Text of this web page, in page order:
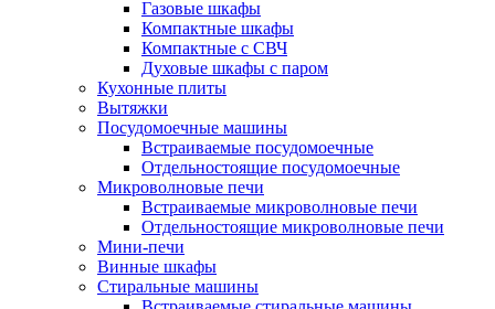
Газовые шкафы
Компактные шкафы
Компактные с СВЧ
Духовые шкафы с паром
Кухонные плиты
Вытяжки
Посудомоечные машины
Встраиваемые посудомоечные
Отдельностоящие посудомоечные
Микроволновые печи
Встраиваемые микроволновые печи
Отдельностоящие микроволновые печи
Мини-печи
Винные шкафы
Стиральные машины